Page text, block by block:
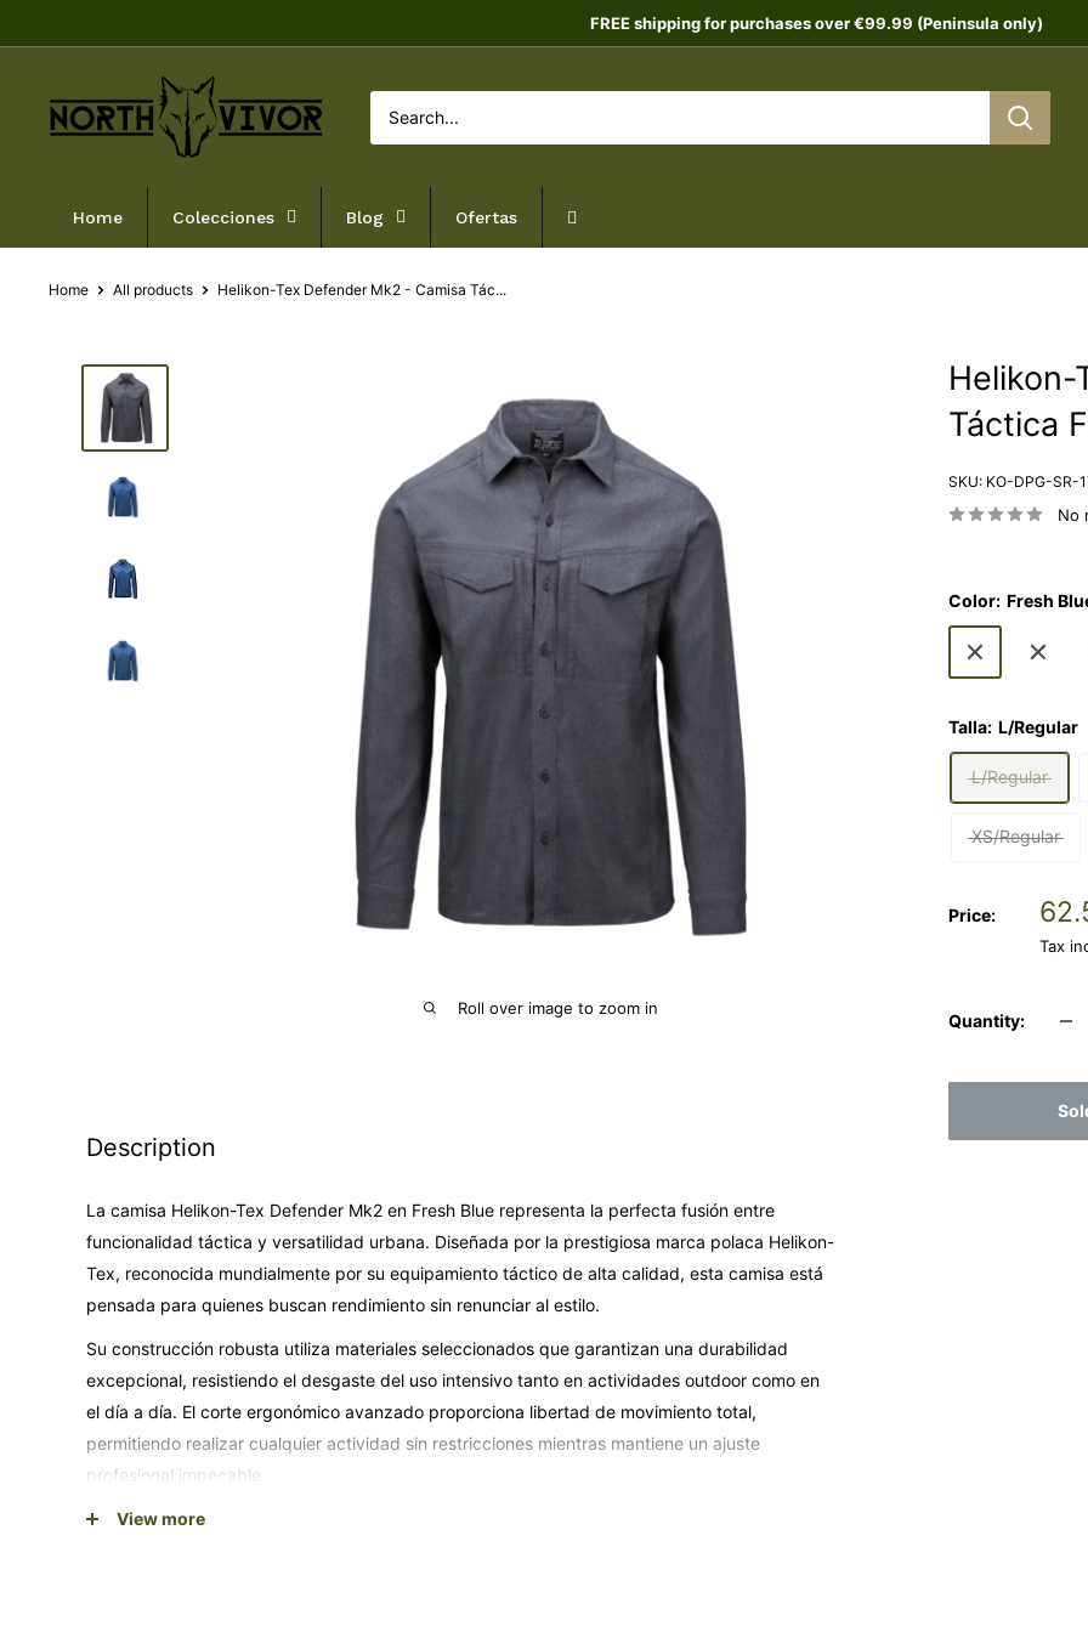
to
FREE shipping for purchases over €99.99 (Peninsula only)
Home Colecciones Blog Ofertas
Home All products Helikon-Tex Defender Mk2 - Camisa Tác...
Roll over image to zoom in
Helikon-
Táctica
SKU: KO-DPG-SR-
No
Color: Fresh
Fresh
Blue
Moss
Talla: L/Regular
L/Regular
XS/Regular
Price:
Tax
Quantity:
Description
La camisa Helikon-Tex Defender Mk2 en Fresh Blue representa la perfecta fusión entre
funcionalidad táctica y versatilidad urbana. Diseñada por la prestigiosa marca polaca Helikon-
Tex, reconocida mundialmente por su equipamiento táctico de alta calidad, esta camisa está
pensada para quienes buscan rendimiento sin renunciar al estilo.
Su construcción robusta utiliza materiales seleccionados que garantizan una durabilidad
excepcional, resistiendo el desgaste del uso intensivo tanto en actividades outdoor como en
el día a día. El corte ergonómico avanzado proporciona libertad de movimiento total,
permitiendo realizar cualquier actividad sin restricciones mientras mantiene un ajuste
profesional impecable.
El color Fresh Blue aporta versatilidad única, combinando perfectamente con equipamiento
View more